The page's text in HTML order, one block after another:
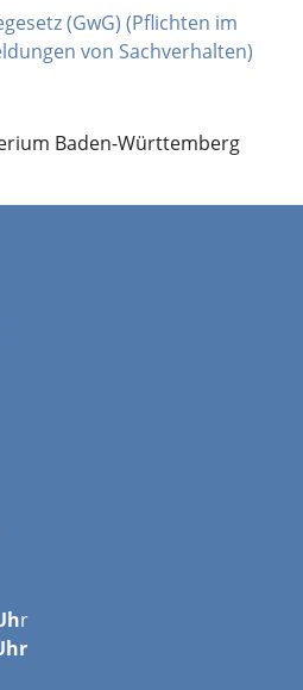
(GwG) (Pflichten im
von Sachverhalten)
Baden-Württemberg
r